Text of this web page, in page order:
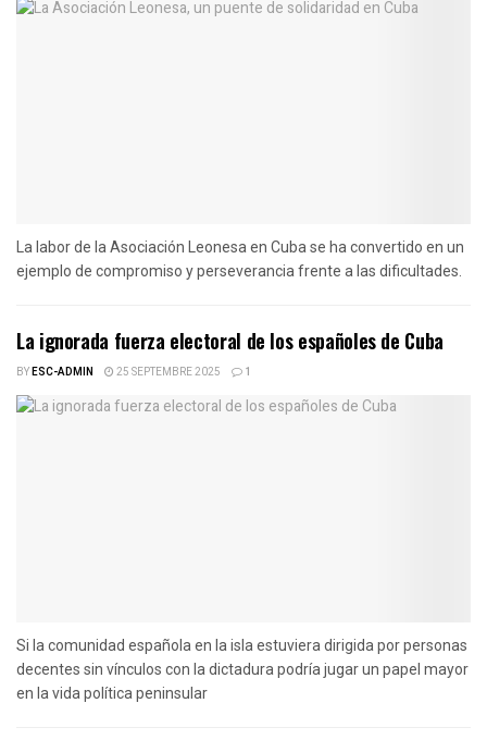
La labor de la Asociación Leonesa en Cuba se ha convertido en un
ejemplo de compromiso y perseverancia frente a las dificultades.
La ignorada fuerza electoral de los españoles de Cuba
BYESC-ADMIN 25 SEPTEMBRE 2025 1
Si la comunidad española en la isla estuviera dirigida por personas
decentes sin vínculos con la dictadura podría jugar un papel mayor
en la vida política peninsular